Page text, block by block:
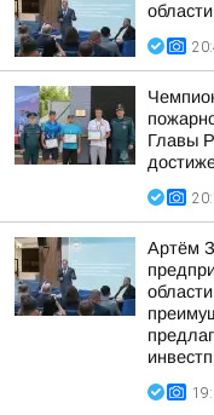
Главы
Артём